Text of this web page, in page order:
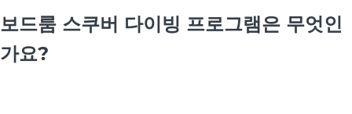
보드룸 스쿠버 다이빙 프로그램은 무엇인
가요?